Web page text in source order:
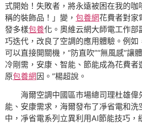
式開始！失敗者，將永遠被困在我的咖
稱的裝飾品！」變， 包養網花費者對家
發多樣包養化。奧維云網大師電工作部
巧迭代，改良了空調的應用體驗。例如
可以直接開關機，“防直吹”“無風感”讓
冷剛需，安康、智能、節能成為花費者
原包養網因。”楊超說。
海爾空調中國區市場總司理杜雄偉
能、安康需求，海爾發布了凈省電和洗
中，凈省電系列立異利用AI節能技巧，